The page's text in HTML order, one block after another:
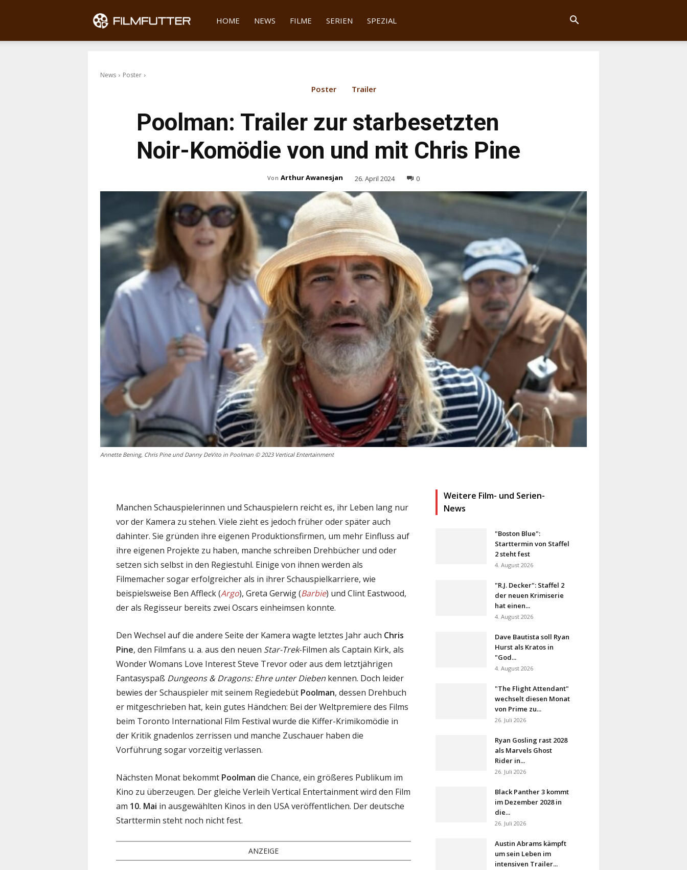
Filmfutter
HOME NEWS FILME SERIEN SPEZIAL
News Poster
Poster Trailer
Poolman: Trailer zur starbesetzten
Noir-Komödie von und mit Chris Pine
Von Arthur Awanesjan 26. April 2024 0
Annette Bening, Chris Pine und Danny DeVito in Poolman © 2023 Vertical Entertainment
Manchen Schauspielerinnen und Schauspielern reicht es, ihr Leben lang nur
vor der Kamera zu stehen. Viele zieht es jedoch früher oder später auch
dahinter. Sie gründen ihre eigenen Produktionsfirmen, um mehr Einfluss auf
ihre eigenen Projekte zu haben, manche schreiben Drehbücher und oder
setzen sich selbst in den Regiestuhl. Einige von ihnen werden als
Filmemacher sogar erfolgreicher als in ihrer Schauspielkarriere, wie
beispielsweise Ben Affleck (Argo), Greta Gerwig (Barbie) und Clint Eastwood,
der als Regisseur bereits zwei Oscars einheimsen konnte.
Den Wechsel auf die andere Seite der Kamera wagte letztes Jahr auch Chris
Pine, den Filmfans u. a. aus den neuen Star-Trek-Filmen als Captain Kirk, als
Wonder Womans Love Interest Steve Trevor oder aus dem letztjährigen
Fantasyspaß Dungeons & Dragons: Ehre unter Dieben kennen. Doch leider
bewies der Schauspieler mit seinem Regiedebüt Poolman, dessen Drehbuch
er mitgeschrieben hat, kein gutes Händchen: Bei der Weltpremiere des Films
beim Toronto International Film Festival wurde die Kiffer-Krimikomödie in
der Kritik gnadenlos zerrissen und manche Zuschauer haben die
Vorführung sogar vorzeitig verlassen.
Nächsten Monat bekommt Poolman die Chance, ein größeres Publikum im
Kino zu überzeugen. Der gleiche Verleih Vertical Entertainment wird den Film
am 10. Mai in ausgewählten Kinos in den USA veröffentlichen. Der deutsche
Starttermin steht noch nicht fest.
ANZEIGE
Weitere Film- und Serien-
News
"Boston Blue":
Starttermin von Staffel
2 steht fest
4. August 2026
"R.J. Decker": Staffel 2
der neuen Krimiserie
hat einen...
4. August 2026
Dave Bautista soll Ryan
Hurst als Kratos in
"God...
4. August 2026
"The Flight Attendant"
wechselt diesen Monat
von Prime zu...
26. Juli 2026
Ryan Gosling rast 2028
als Marvels Ghost
Rider in...
26. Juli 2026
Black Panther 3 kommt
im Dezember 2028 in
die...
26. Juli 2026
Austin Abrams kämpft
um sein Leben im
intensiven Trailer...